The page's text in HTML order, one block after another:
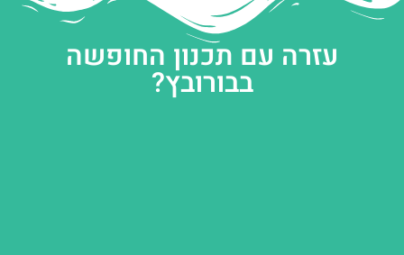
עזרה עם תכנון החופשה
בבורובץ?